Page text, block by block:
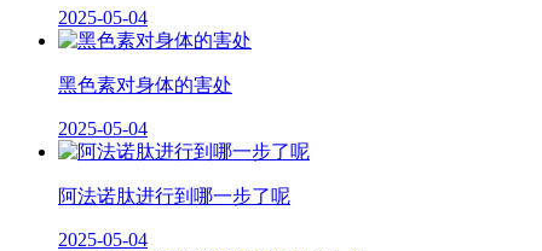
2025-05-04
黑色素对身体的害处
2025-05-04
阿法诺肽进行到哪一步了呢
2025-05-04